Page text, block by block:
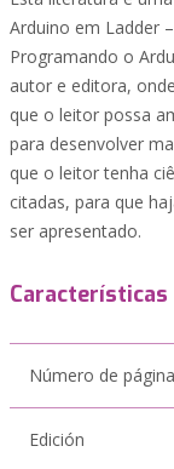
Arduino em Ladder
Programando o
autor e editora,
que o leitor possa
para desenvolver
que o leitor tenha
citadas, para que
ser apresentado.
Características
Número de
Edición